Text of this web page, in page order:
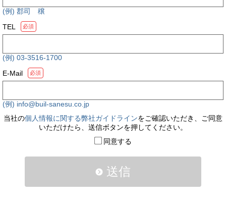
(例) 郡司 穣
TEL
必須
(例) 03-3516-1700
E-Mail
必須
(例) info@buil-sanesu.co.jp
当社の個人情報に関する弊社ガイドラインをご確認いただき、ご同意
いただけたら、送信ボタンを押してください。
同意する
送信